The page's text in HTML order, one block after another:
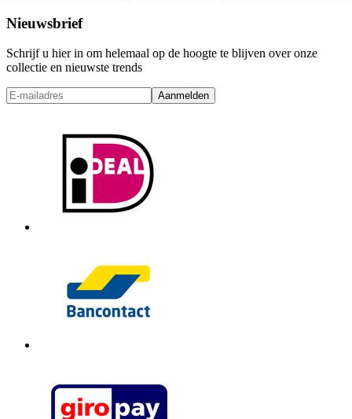
Nieuwsbrief
Schrijf u hier in om helemaal op de hoogte te blijven over onze
collectie en nieuwste trends
Aanmelden